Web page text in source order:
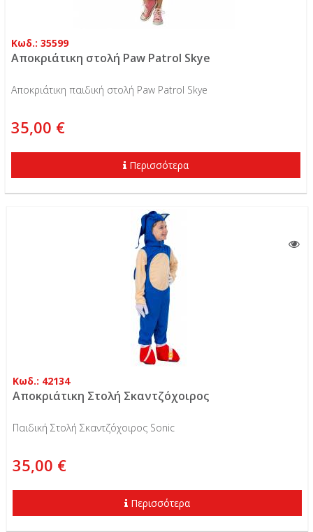
Κωδ.: 35599
Αποκριάτικη στολή Paw Patrol Skye
Αποκριάτικη παιδική στολή Paw Patrol Skye
35,00 €
Περισσότερα
Κωδ.: 42134
Αποκριάτικη Στολή Σκαντζόχοιρος
Παιδική Στολή Σκαντζόχοιρος Sonic
35,00 €
Περισσότερα